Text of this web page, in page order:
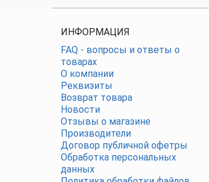
ИНФОРМАЦИЯ
FAQ - вопросы и ответы о
товарах
О компании
Реквизиты
Возврат товара
Новости
Отзывы о магазине
Производители
Договор публичной офетры
Обработка персональных
данных